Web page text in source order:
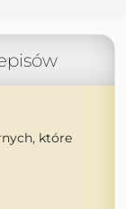
które